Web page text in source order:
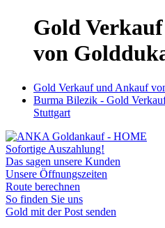
Gold
von
Gold Verkauf und Ankauf
Burma Bilezik - Gold
Stuttgart
Sofortige Auszahlung!
Das sagen unsere Kunden
Unsere Öffnungszeiten
Route berechnen
So finden Sie uns
Gold mit der Post senden